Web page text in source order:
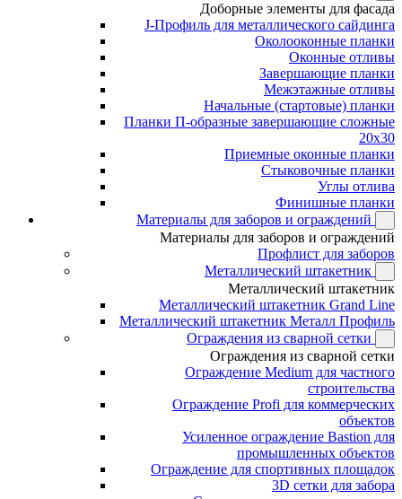
Доборные элементы для фасада
J-Профиль для металлического сайдинга
Околооконные планки
Оконные отливы
Завершающие планки
Межэтажные отливы
Начальные (стартовые) планки
Планки П-образные завершающие сложные
20x30
Приемные оконные планки
Стыковочные планки
Углы отлива
Финишные планки
Материалы для заборов и ограждений
Материалы для заборов и ограждений
Профлист для заборов
Металлический штакетник
Металлический штакетник
Металлический штакетник Grand Line
Металлический штакетник Металл Профиль
Ограждения из сварной сетки
Ограждения из сварной сетки
Ограждение Medium для частного
строительства
Ограждение Profi для коммерческих
объектов
Усиленное ограждение Bastion для
промышленных объектов
Ограждение для спортивных площадок
3D сетки для забора